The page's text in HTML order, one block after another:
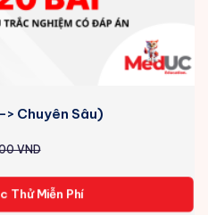
Chuyên Sâu)
VND
Thử Miễn Phí